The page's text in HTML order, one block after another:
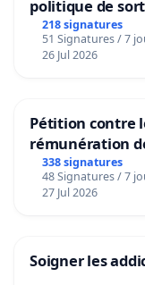
In order for this to
(visual art,
A very vigorous
which would force
politique de
218 signatures
51 Signatures / 7
26 Jul 2026
Pétition contre
rémunération
granum basé
338 signatures
48 Signatures / 7
27 Jul 2026
Soigner les